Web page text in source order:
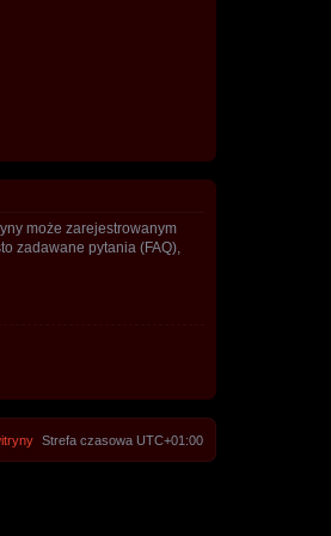
może zarejestrowanym
zadawane pytania (FAQ),
Strefa czasowa UTC+01:00